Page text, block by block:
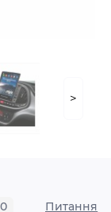
>
0 Питання